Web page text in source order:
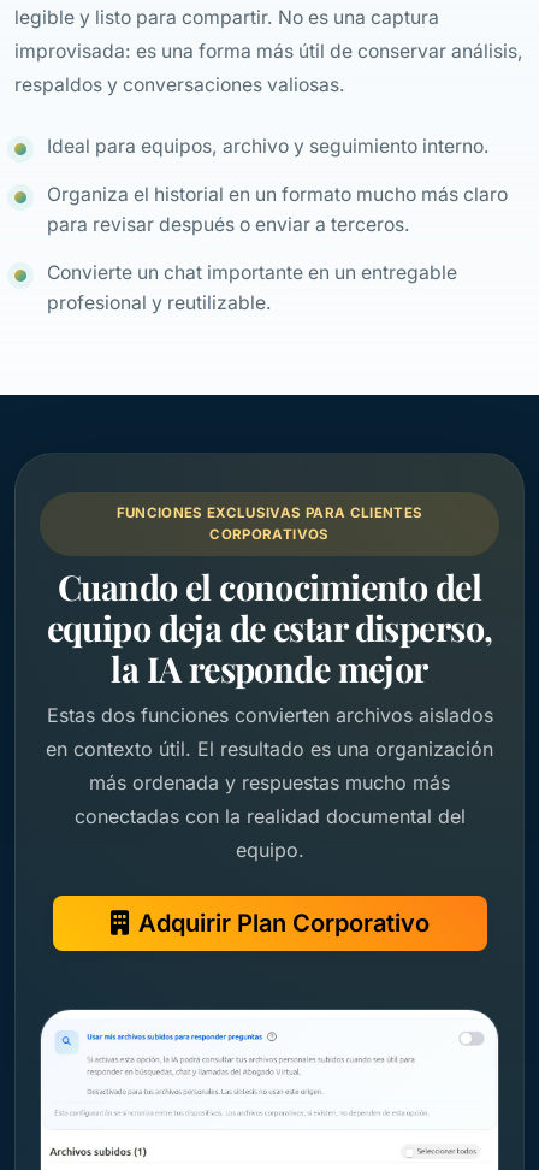
legible y listo para compartir. No es una captura
improvisada: es una forma más útil de conservar análisis,
respaldos y conversaciones valiosas.
Ideal para equipos, archivo y seguimiento interno.
Organiza el historial en un formato mucho más claro
para revisar después o enviar a terceros.
Convierte un chat importante en un entregable
profesional y reutilizable.
FUNCIONES EXCLUSIVAS PARA CLIENTES
CORPORATIVOS
Cuando el conocimiento del
equipo deja de estar disperso,
la IA responde mejor
Estas dos funciones convierten archivos aislados
en contexto útil. El resultado es una organización
más ordenada y respuestas mucho más
conectadas con la realidad documental del
equipo.
Adquirir Plan Corporativo